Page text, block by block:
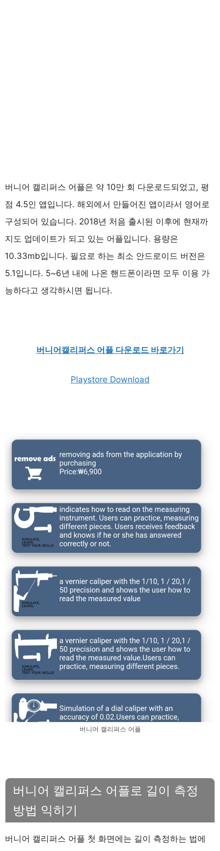
버니어 캘리퍼스 어플은 약 10만 회 다운로드되었고, 평
점 4.5인 앱입니다. 해외에서 만들어진 앱이라서 영어로
구성되어 있습니다. 2018년 처음 출시된 이후에 현재까
지도 업데이트가 되고 있는 어플입니다. 용량은
10.33mb입니다. 필요로 하는 최소 안드로이드 버전은
5.1입니다. 5~6년 내에 나온 핸드폰이라면 모두 이용 가
능하다고 생각하시면 됩니다.
버니어캘리퍼스 어플 다운로드 바로가기
Playstore Download
버니어 캘리퍼스 어플
버니어 캘리퍼스 어플로 길이 측정
방법 익히기
버니어 캘리퍼스 어플 첫 화면에는 길이 측정하는 법에